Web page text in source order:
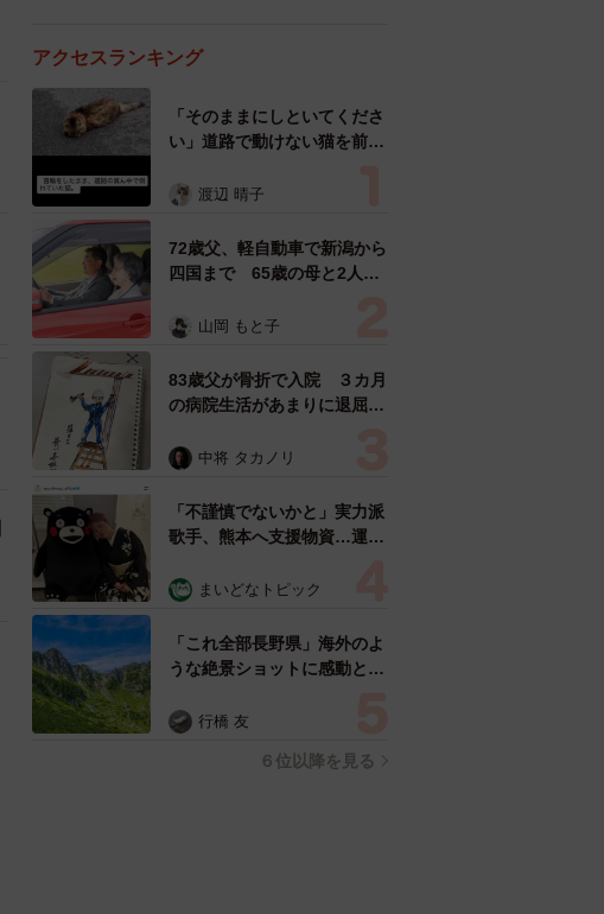
アクセスランキング
「そのままにしといてくださ
い」道路で動けない猫を前に
ようとした4日間 「命の重
表の訴え
渡辺 晴子
72歳父、軽自動車で新潟から
四国まで 65歳の母と2人で
憩まで分刻み… 「大学生で
山岡 もと子
83歳父が骨折で入院 ３カ月
の病院生活があまりに退屈で
い！」→スケッチブックを見
すよ…」
中将 タカノリ
「不謹慎でないかと」実力派
歌手、熊本へ支援物資…運搬
めらい 「痛いほど伝わる」
まいどなトピック
「これ全部長野県」海外のよ
うな絶景ショットに感動と反
ったんだって気づいた」
行橋 友
６位以降を見る